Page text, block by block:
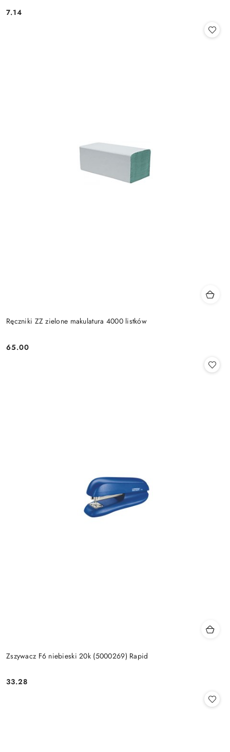
Cena:
7.14
Ręczniki ZZ zielone makulatura 4000 listków
Cena:
65.00
Zszywacz F6 niebieski 20k (5000269) Rapid
Cena:
33.28